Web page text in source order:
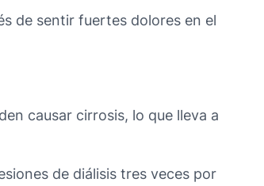
de sentir fuertes dolores en el
causar cirrosis, lo que lleva a
de diálisis tres veces por